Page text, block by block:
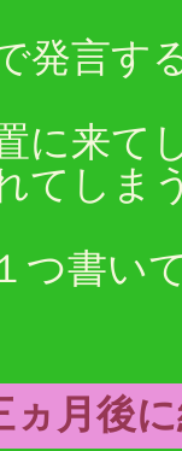
発言す
に来て
てしま
つ書い
月後